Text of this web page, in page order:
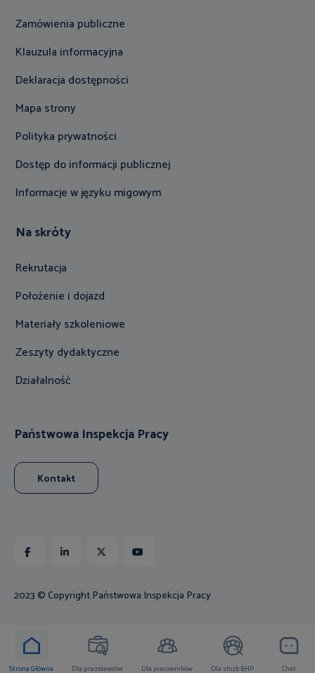
Zamówienia publiczne
Klauzula informacyjna
Deklaracja dostępności
Mapa strony
Polityka prywatności
Dostęp do informacji publicznej
Informacje w języku migowym
Na skróty
Rekrutacja
Położenie i dojazd
Materiały szkoleniowe
Zeszyty dydaktyczne
Działalność
Państwowa Inspekcja Pracy
Kontakt
2023 © Copyright Państwowa Inspekcja Pracy
Strona Główna Dla pracodawców Dla pracowników Dla służb BHP Chat